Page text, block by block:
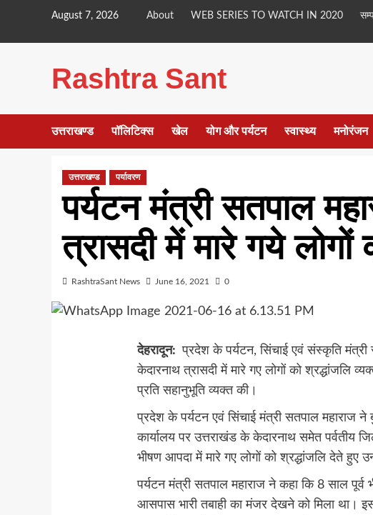
content
August 7, 2026 About WEB SERIES TO WATCH IN 2020
Rashtra Sant
उत्तराखण्ड पॉलिटिक्स खेल योग और पर्यटन स्वास्थ्य मनोरंजन
उत्तराखण्ड पर्यावरण
पर्यटन मंत्री सतपाल
त्रासदी में मारे गये लोगों
RashtraSant News June 16, 2021 0
देहरादून: प्रदेश के पर्यटन, सिंचाई एवं संस्कृति मंत्री
केदारनाथ त्रासदी में मारे गए लोगों को श्रद्धांजलि
प्रति सहानुभूति व्यक्त की।
प्रदेश के पर्यटन एवं सिंचाई मंत्री सतपाल महाराज
कार्यालय पर उत्तराखंड के केदारनाथ समेत
भीषण आपदा में मारे गए लोगों को श्रद्धांजलि देते
पर्यटन मंत्री सतपाल महाराज ने कहा कि 8 साल
आसपास भारी तबाही का मंजर देखने को मिला था।